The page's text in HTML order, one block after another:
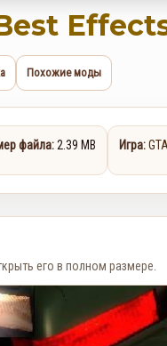
Похожие моды
файла: 2.39 MB Игра:
его в полном размере.